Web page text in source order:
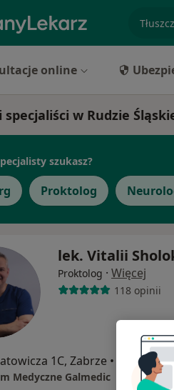
online
specjaliści w Rudzie
szukasz?
Proktolog
lek. Vitalii
Proktolog · Więcej
118 opinii
1C, Zabrze • Mapa
Medyczne Galmedic